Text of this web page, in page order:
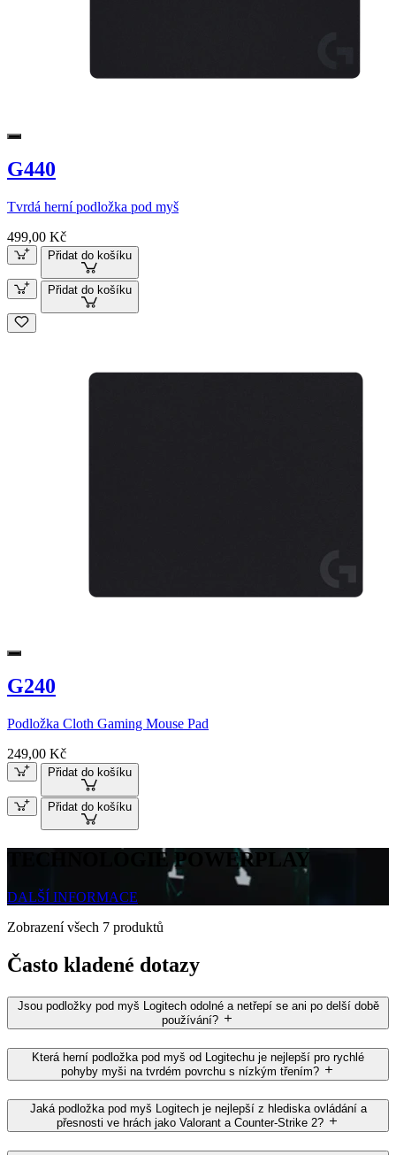
G440
Tvrdá herní podložka pod myš
499,00 Kč
Přidat do košíku
Přidat do košíku
G240
Podložka Cloth Gaming Mouse Pad
249,00 Kč
Přidat do košíku
Přidat do košíku
TECHNOLOGIE POWERPLAY
DALŠÍ INFORMACE
Zobrazení všech 7 produktů
Často kladené dotazy
Jsou podložky pod myš Logitech odolné a netřepí se ani po delší době
používání?
Která herní podložka pod myš od Logitechu je nejlepší pro rychlé
pohyby myši na tvrdém povrchu s nízkým třením?
Jaká podložka pod myš Logitech je nejlepší z hlediska ovládání a
přesnosti ve hrách jako Valorant a Counter-Strike 2?